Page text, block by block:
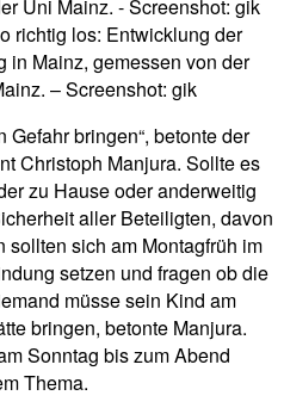
richtig los: Entwicklung der
in Mainz, gemessen von der
– Screenshot: gik
bringen“, betonte der
Christoph Manjura. Sollte es
zu Hause oder anderweitig
aller Beteiligten, davon
sollten sich am Montagfrüh im
setzen und fragen ob die
müsse sein Kind am
bringen, betonte Manjura.
Sonntag bis zum Abend
Thema.